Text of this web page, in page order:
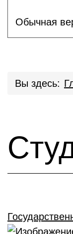
Обычная
Вы здесь: